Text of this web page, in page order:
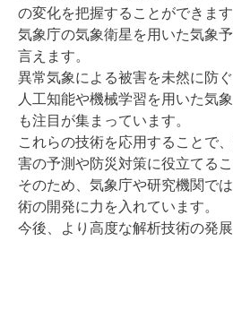
の変化を把握することができます
気象庁の気象衛星を用いた気象
言えます。
異常気象による被害を未然に防ぐ
人工知能や機械学習を用いた気
も注目が集まっています。
これらの技術を応用することで
害の予測や防災対策に役立てるこ
そのため、気象庁や研究機関で
術の開発に力を入れています。
今後、より高度な解析技術の発